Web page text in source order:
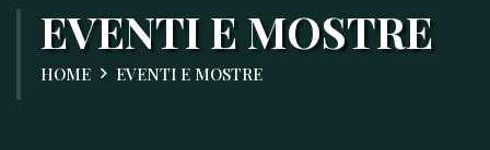
EVENTI E MOSTRE
HOME EVENTI E MOSTRE